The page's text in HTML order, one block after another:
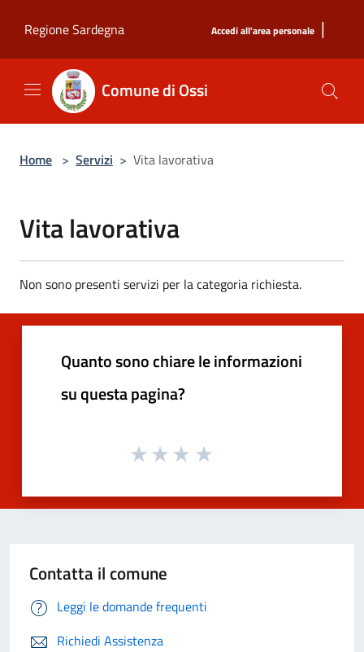
Regione Sardegna
Accedi all'area personale |
Comune di Ossi
Home > Servizi > Vita lavorativa
Vita lavorativa
Non sono presenti servizi per la categoria richiesta.
Quanto sono chiare le informazioni
su questa pagina?
Contatta il comune
Leggi le domande frequenti
Richiedi Assistenza